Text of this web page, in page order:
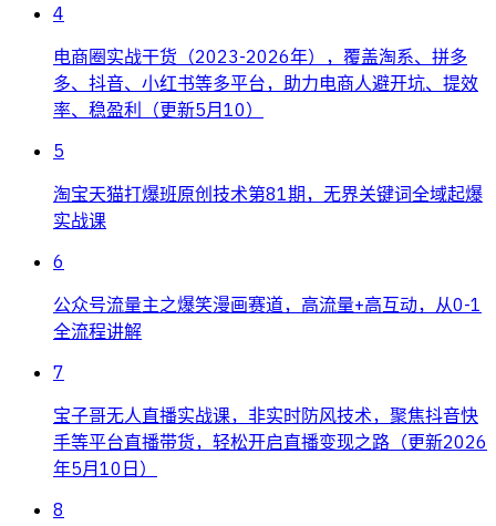
4
电商圈实战干货（2023-2026年），覆盖淘系、拼多
多、抖音、小红书等多平台，助力电商人避开坑、提效
率、稳盈利（更新5月10）
5
淘宝天猫打爆班原创技术第81期，无界关键词全域起爆
实战课
6
公众号流量主之爆笑漫画赛道，高流量+高互动，从0-1
全流程讲解
7
宝子哥无人直播实战课，非实时防风技术，聚焦抖音快
手等平台直播带货，轻松开启直播变现之路（更新2026
年5月10日）
8